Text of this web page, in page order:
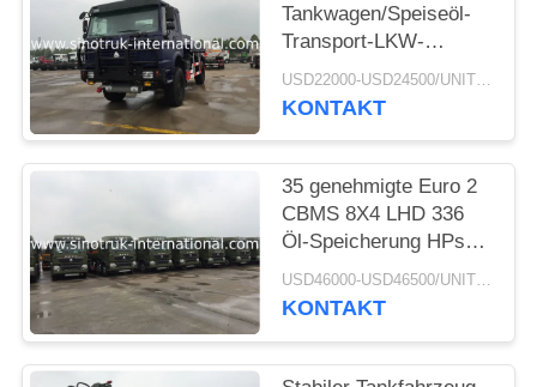
Tankwagen/Speiseöl-
Transport-LKW-
hydraulisch Kupplung USD22000-USD24500/UNIT)negotiation MOQ:1 EINHEIT
KONTAKT
35 genehmigte Euro 2
CBMS 8X4 LHD 336
Öl-Speicherung HPs
grobe Benzin-
Tanklastzüge ISO
USD46000-USD46500/UNIT)negotiation MOQ:1 EINHEIT
KONTAKT